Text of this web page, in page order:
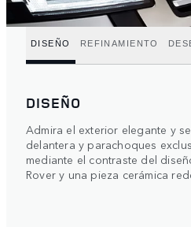
DISEÑO REFINAMIENTO
DISEÑO
Admira el exterior elegante y
delantera y parachoques
mediante el contraste del
Rover y una pieza cerámica